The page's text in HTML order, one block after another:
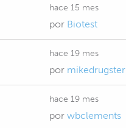
hace 15 mes
por Biotest
hace 19 mes
por mikedrugster
hace 19 mes
por wbclements